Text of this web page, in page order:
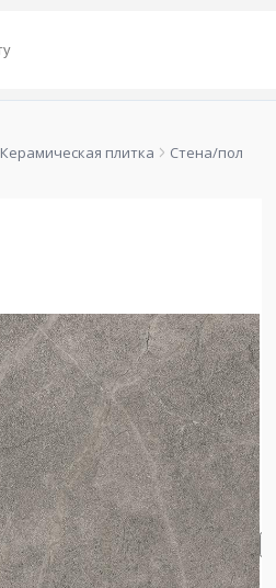
Керамическая плитка Стена/пол